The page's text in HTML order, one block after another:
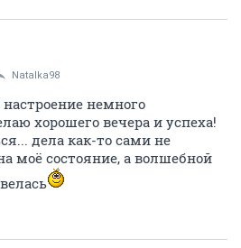
Natalka98
немного
хорошего вечера и успеха!
дела как-то сами не
моё состояние, а волшебной